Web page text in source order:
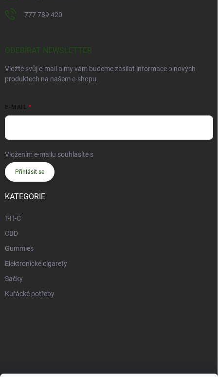
777 789 420
ODEBÍRAT NEWSLETTER
Vložte svůj e-mail a my vám budeme zasílat informace o nových
produktech na našem e-shopu.
E-MAIL
Vložením e-mailu souhlasíte s
Přihlásit se
KATEGORIE
T-H-C
CBD
Gummies
Elektronické cigarety
Sáčky
Kuřácké potřeby